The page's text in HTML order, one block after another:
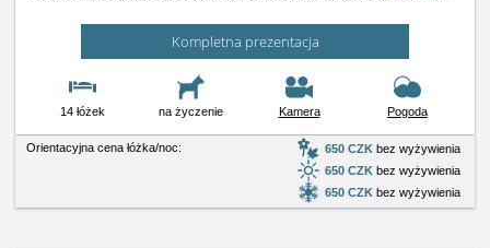
Kompletna prezentacja
14 łóżek na życzenie Kamera Pogoda
Orientacyjna cena łóżka/noc: 650 CZK bez wyżywienia
650 CZK bez wyżywienia
650 CZK bez wyżywienia